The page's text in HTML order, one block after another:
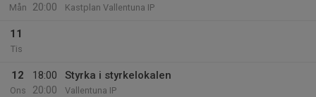
Mån
20:00
Kastplan Vallentuna IP
11
Tis
12
Ons
18:00
20:00
Styrka i styrkelokalen
Vallentuna IP